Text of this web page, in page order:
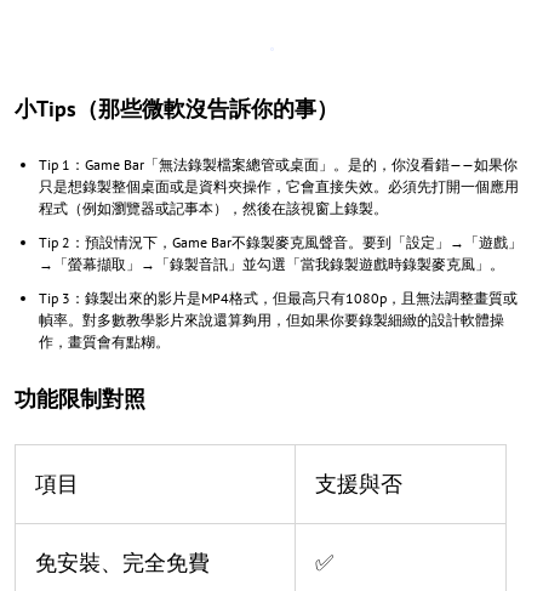
小Tips（那些微軟沒告訴你的事）
Tip 1：Game Bar「無法錄製檔案總管或桌面」。是的，你沒看錯——如果你
只是想錄製整個桌面或是資料夾操作，它會直接失效。必須先打開一個應用
程式（例如瀏覽器或記事本），然後在該視窗上錄製。
Tip 2：預設情況下，Game Bar不錄製麥克風聲音。要到「設定」→「遊戲」
→「螢幕擷取」→「錄製音訊」並勾選「當我錄製遊戲時錄製麥克風」。
Tip 3：錄製出來的影片是MP4格式，但最高只有1080p，且無法調整畫質或
幀率。對多數教學影片來說還算夠用，但如果你要錄製細緻的設計軟體操
作，畫質會有點糊。
功能限制對照
項目 支援與否
免安裝、完全免費 ✅